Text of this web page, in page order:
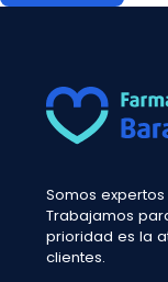
Somos
Trabajamos
prioridad es la
clientes.